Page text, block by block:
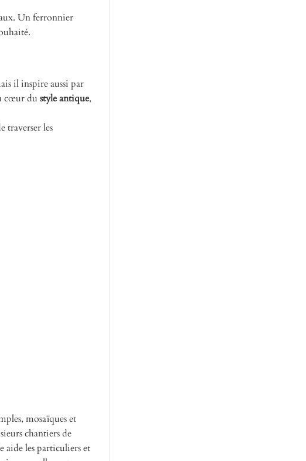
Un ferronnier
il inspire aussi par
cœur du style antique,
traverser les
mosaïques et
chantiers de
aide les particuliers et